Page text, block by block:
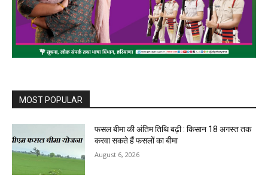
MOST POPULAR
फसल बीमा की अंतिम तिथि बढ़ी : किसान 18 अगस्त तक
करवा सकते हैं फसलों का बीमा
August 6, 2026